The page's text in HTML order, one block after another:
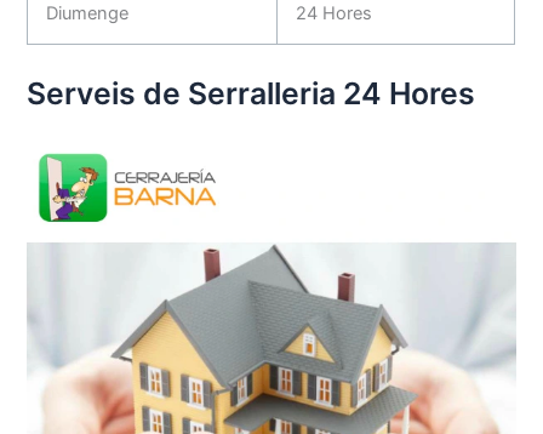
Diumenge 24 Hores
Serveis de Serralleria 24 Hores